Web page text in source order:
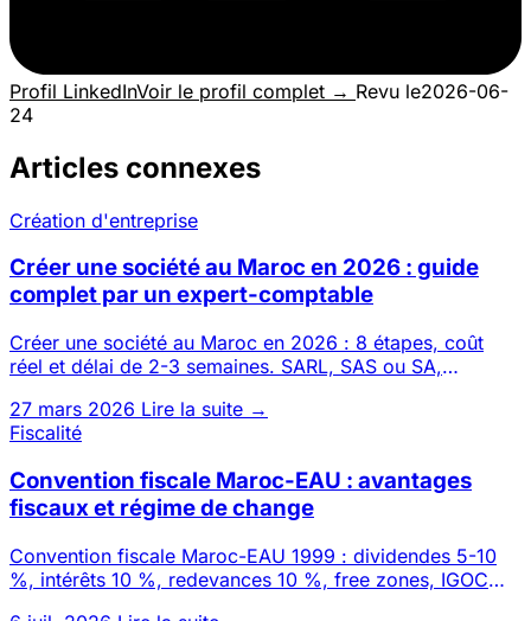
Profil LinkedInVoir le profil complet → Revu le2026-06-
24
Articles connexes
Création d'entreprise
Créer une société au Maroc en 2026 : guide
complet par un expert-comptable
Créer une société au Maroc en 2026 : 8 étapes, coût
réel et délai de 2-3 semaines. SARL, SAS ou SA,
27 mars 2026 Lire la suite →
Fiscalité
Convention fiscale Maroc-EAU : avantages
fiscaux et régime de change
Convention fiscale Maroc-EAU 1999 : dividendes 5-10
%, intérêts 10 %, redevances 10 %, free zones, IGOC